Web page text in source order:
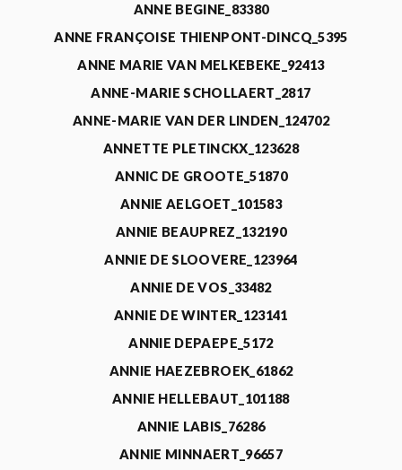
ANNE BEGINE_83380
ANNE FRANÇOISE THIENPONT-DINCQ_5395
ANNE MARIE VAN MELKEBEKE_92413
ANNE-MARIE SCHOLLAERT_2817
ANNE-MARIE VAN DER LINDEN_124702
ANNETTE PLETINCKX_123628
ANNIC DE GROOTE_51870
ANNIE AELGOET_101583
ANNIE BEAUPREZ_132190
ANNIE DE SLOOVERE_123964
ANNIE DE VOS_33482
ANNIE DE WINTER_123141
ANNIE DEPAEPE_5172
ANNIE HAEZEBROEK_61862
ANNIE HELLEBAUT_101188
ANNIE LABIS_76286
ANNIE MINNAERT_96657